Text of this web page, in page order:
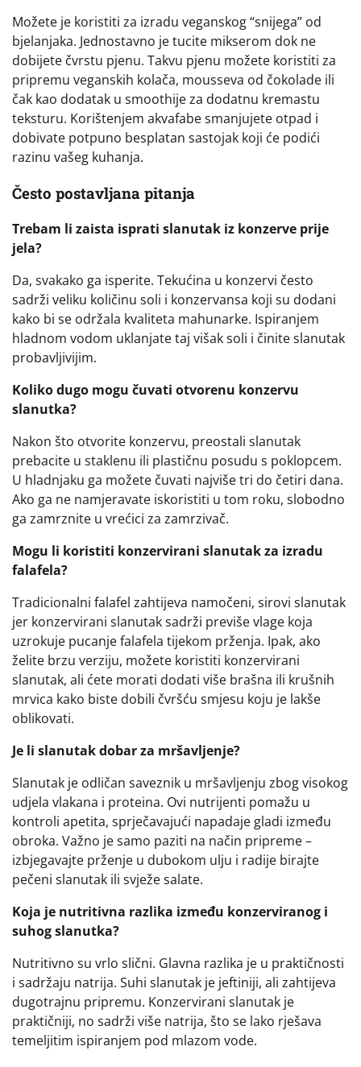
Možete je koristiti za izradu veganskog “snijega” od
bjelanjaka. Jednostavno je tucite mikserom dok ne
dobijete čvrstu pjenu. Takvu pjenu možete koristiti za
pripremu veganskih kolača, mousseva od čokolade ili
čak kao dodatak u smoothije za dodatnu kremastu
teksturu. Korištenjem akvafabe smanjujete otpad i
dobivate potpuno besplatan sastojak koji će podići
razinu vašeg kuhanja.
Često postavljana pitanja
Trebam li zaista isprati slanutak iz konzerve prije
jela?
Da, svakako ga isperite. Tekućina u konzervi često
sadrži veliku količinu soli i konzervansa koji su dodani
kako bi se održala kvaliteta mahunarke. Ispiranjem
hladnom vodom uklanjate taj višak soli i činite slanutak
probavljivijim.
Koliko dugo mogu čuvati otvorenu konzervu
slanutka?
Nakon što otvorite konzervu, preostali slanutak
prebacite u staklenu ili plastičnu posudu s poklopcem.
U hladnjaku ga možete čuvati najviše tri do četiri dana.
Ako ga ne namjeravate iskoristiti u tom roku, slobodno
ga zamrznite u vrećici za zamrzivač.
Mogu li koristiti konzervirani slanutak za izradu
falafela?
Tradicionalni falafel zahtijeva namočeni, sirovi slanutak
jer konzervirani slanutak sadrži previše vlage koja
uzrokuje pucanje falafela tijekom prženja. Ipak, ako
želite brzu verziju, možete koristiti konzervirani
slanutak, ali ćete morati dodati više brašna ili krušnih
mrvica kako biste dobili čvršću smjesu koju je lakše
oblikovati.
Je li slanutak dobar za mršavljenje?
Slanutak je odličan saveznik u mršavljenju zbog visokog
udjela vlakana i proteina. Ovi nutrijenti pomažu u
kontroli apetita, sprječavajući napadaje gladi između
obroka. Važno je samo paziti na način pripreme –
izbjegavajte prženje u dubokom ulju i radije birajte
pečeni slanutak ili svježe salate.
Koja je nutritivna razlika između konzerviranog i
suhog slanutka?
Nutritivno su vrlo slični. Glavna razlika je u praktičnosti
i sadržaju natrija. Suhi slanutak je jeftiniji, ali zahtijeva
dugotrajnu pripremu. Konzervirani slanutak je
praktičniji, no sadrži više natrija, što se lako rješava
temeljitim ispiranjem pod mlazom vode.